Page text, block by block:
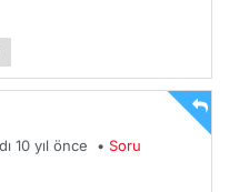
10 yıl önce • Soru